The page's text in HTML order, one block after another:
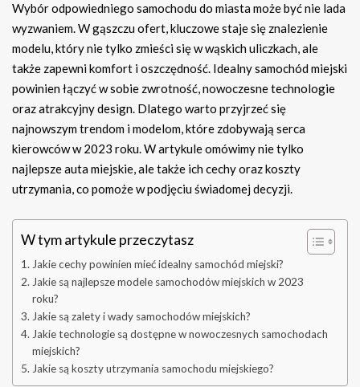
Wybór odpowiedniego samochodu do miasta może być nie lada
wyzwaniem. W gąszczu ofert, kluczowe staje się znalezienie
modelu, który nie tylko zmieści się w wąskich uliczkach, ale
także zapewni komfort i oszczędność. Idealny samochód miejski
powinien łączyć w sobie zwrotność, nowoczesne technologie
oraz atrakcyjny design. Dlatego warto przyjrzeć się
najnowszym trendom i modelom, które zdobywają serca
kierowców w 2023 roku. W artykule omówimy nie tylko
najlepsze auta miejskie, ale także ich cechy oraz koszty
utrzymania, co pomoże w podjęciu świadomej decyzji.
W tym artykule przeczytasz
Jakie cechy powinien mieć idealny samochód miejski?
Jakie są najlepsze modele samochodów miejskich w 2023
roku?
Jakie są zalety i wady samochodów miejskich?
Jakie technologie są dostępne w nowoczesnych samochodach
miejskich?
Jakie są koszty utrzymania samochodu miejskiego?